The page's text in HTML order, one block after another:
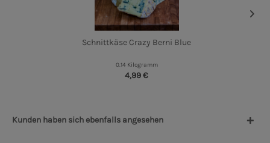
Schnittkäse Crazy Berni Blue
0.14 Kilogramm
4,99 €
Kunden haben sich ebenfalls angesehen